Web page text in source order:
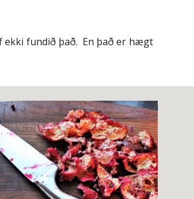
fundið það. En það er hægt